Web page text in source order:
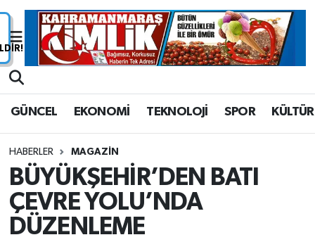
GÜNCEL EKONOMİ TEKNOLOJİ SPOR KÜLTÜR
HABERLER MAGAZİN
BÜYÜKŞEHİR’DEN BATI
ÇEVRE YOLU’NDA
DÜZENLEME
Nöbetçi Eczaneler
Trafik Durumu
Süper Lig Puan Durumu ve Fikstür
Tüm Manşetler